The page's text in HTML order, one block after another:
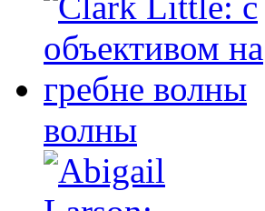
волны